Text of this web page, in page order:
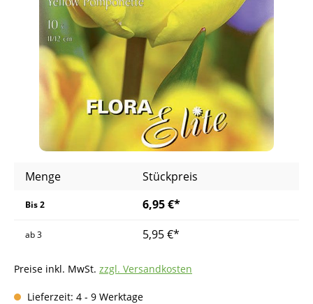
Menge Stückpreis
Bis2 6,95 €*
ab3 5,95 €*
Preise inkl. MwSt. zzgl. Versandkosten
Lieferzeit: 4 - 9 Werktage